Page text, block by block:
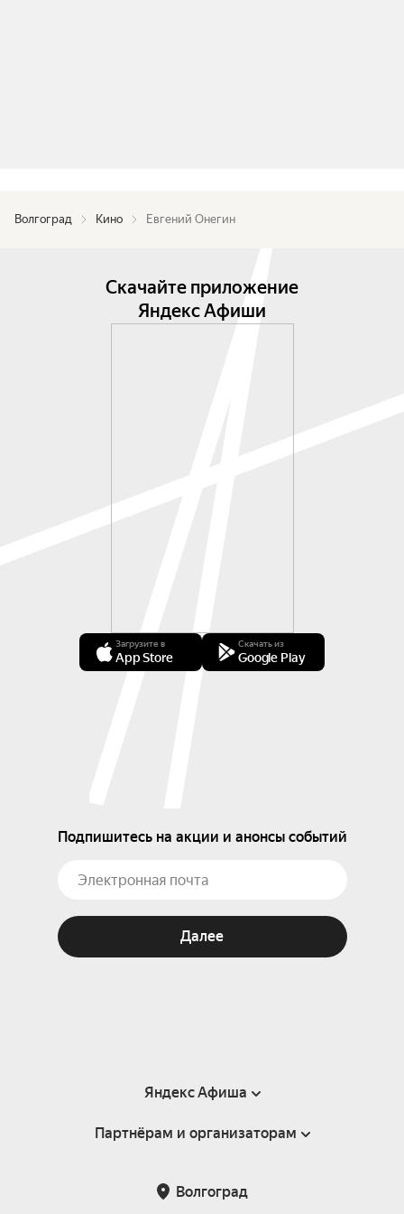
Волгоград Кино Евгений Онегин
Скачайте приложение
Яндекс Афиши
Загрузите в
App Store
Скачать из
Google Play
Подпишитесь на акции и анонсы событий
Далее
Яндекс Афиша
Справка
Подарочные сертификаты
Партнёрам и организаторам
Волгоград